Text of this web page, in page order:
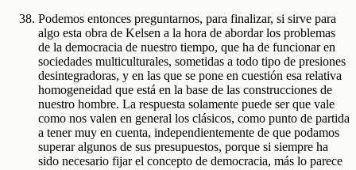
Podemos entonces preguntarnos, para finalizar, si sirve para
algo esta obra de Kelsen a la hora de abordar los problemas
de la democracia de nuestro tiempo, que ha de funcionar en
sociedades multiculturales, sometidas a todo tipo de presiones
desintegradoras, y en las que se pone en cuestión esa relativa
homogeneidad que está en la base de las construcciones de
nuestro hombre. La respuesta solamente puede ser que vale
como nos valen en general los clásicos, como punto de partida
a tener muy en cuenta, independientemente de que podamos
superar algunos de sus presupuestos, porque si siempre ha
sido necesario fijar el concepto de democracia, más lo parece